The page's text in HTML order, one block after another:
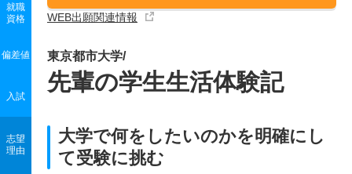
WEB出願関連情報
就職
資格
偏差値
入試
志望
理由
東京都市大学/
先輩の学生生活体験記
大学で何をしたいのかを明確にし
て受験に挑む